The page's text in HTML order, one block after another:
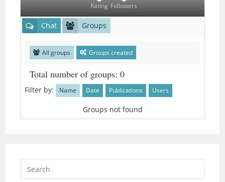
Rating Followers
Chat Groups
All groups Groups created
Total number of groups: 0
Filter by: Name Date Publications Users
Groups not found